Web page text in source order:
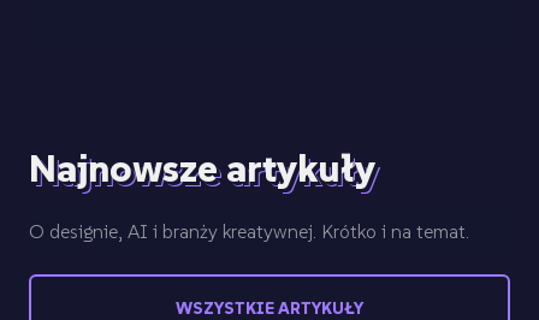
Najnowsze artykuły
O designie, AI i branży kreatywnej. Krótko i na temat.
WSZYSTKIE ARTYKUŁY